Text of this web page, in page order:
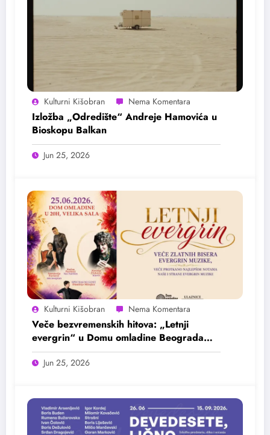
Kulturni Kišobran
Izložba „Odredište“ Andreje Hamovića u
Bioskopu Balkan
Jun 25, 2026
Kulturni Kišobran
Veče bezvremenskih hitova: „Letnji
evergrin“ u Domu omladine Beograda
25. juna
Jun 25, 2026